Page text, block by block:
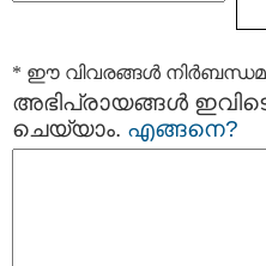
* ഈ വിവരങ്ങള്‍
അഭിപ്രായങ്ങള്‍
ചെയ്യാം. എങ്ങനെ?